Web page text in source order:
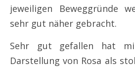
jeweiligen Beweggründe
sehr gut näher gebracht.
Sehr gut gefallen hat
Darstellung von Rosa als